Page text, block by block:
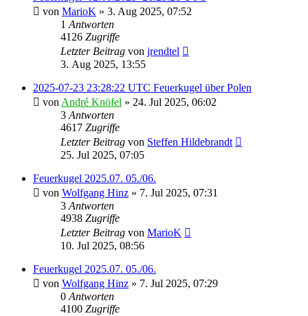
von MarioK » 3. Aug 2025, 07:52
1 Antworten
4126 Zugriffe
Letzter Beitrag von jrendtel
3. Aug 2025, 13:55
2025-07-23 23:28:22 UTC Feuerkugel über Polen
von André Knöfel » 24. Jul 2025, 06:02
3 Antworten
4617 Zugriffe
Letzter Beitrag von Steffen Hildebrandt
25. Jul 2025, 07:05
Feuerkugel 2025.07. 05./06.
von Wolfgang Hinz » 7. Jul 2025, 07:31
3 Antworten
4938 Zugriffe
Letzter Beitrag von MarioK
10. Jul 2025, 08:56
Feuerkugel 2025.07. 05./06.
von Wolfgang Hinz » 7. Jul 2025, 07:29
0 Antworten
4100 Zugriffe